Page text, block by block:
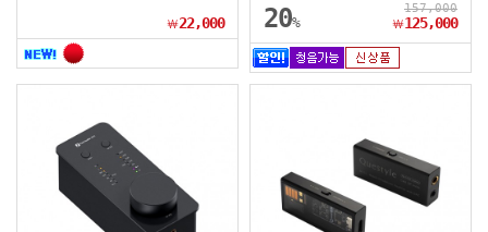
￦22,000 20%
157,000
￦125,000